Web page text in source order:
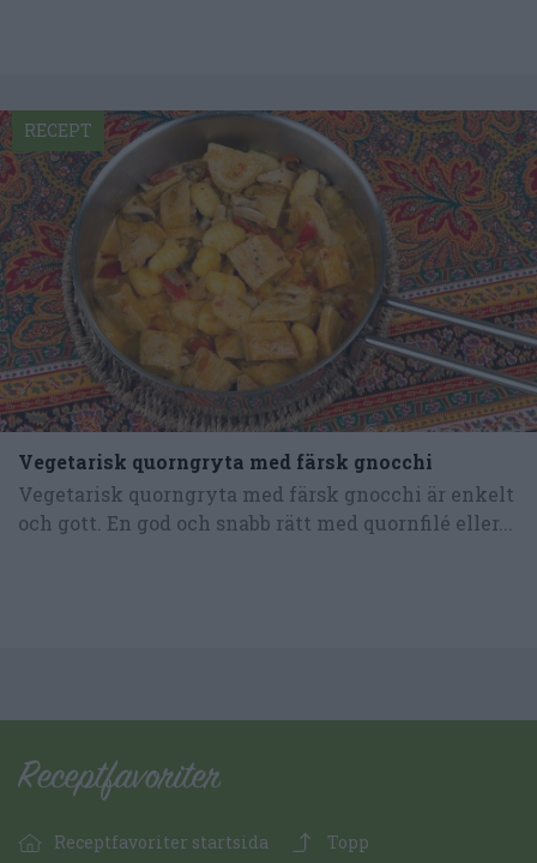
Vegetarisk quorngryta med färsk gnocchi
Vegetarisk quorngryta med färsk gnocchi är enkelt
och gott. En god och snabb rätt med quornfilé eller...
RECEPT
Receptfavoriter startsida Topp